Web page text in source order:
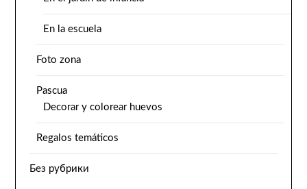
En la escuela
Foto zona
Pascua
Decorar y colorear huevos
Regalos temáticos
Без рубрики